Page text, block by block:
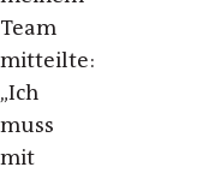
Team
mitteilte:
„Ich
muss
mit